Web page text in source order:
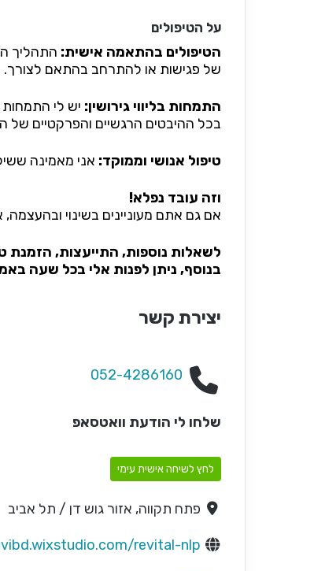
על הטיפולים
הטיפולים בהתאמה אישית: התהליך
של פגישות או להתרחב בהתאם לצורך.
התמחות בליווי גירושין: יש לי התמחות
בכל ההיבטים הרגשיים והפרקטיים של
טיפול אנושי וממוקד: אני מאמינה
וזה עובד נפלא!
אם גם אתם מעוניינים בשינוי
לשאלות נוספות, התייעצות, הזמנת
בנוסף, ניתן לפנות אלי בכל שעה
יצירת קשר
052-4286160
שלחו לי הודעת וואטסאפ
לחץ לשיחה אישית עימי
פתח תקווה, אזור גוש דן / תל אביב
revital-nlp